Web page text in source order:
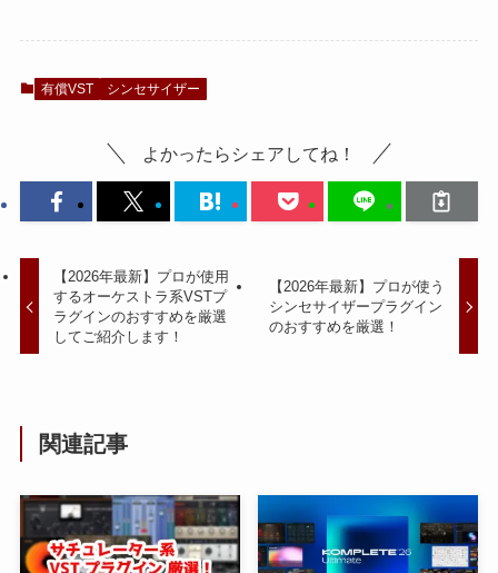
有償VST シンセサイザー
よかったらシェアしてね！
【2026年最新】プロが使用
するオーケストラ系VSTプ
ラグインのおすすめを厳選
してご紹介します！
【2026年最新】プロが使う
シンセサイザープラグイン
のおすすめを厳選！
関連記事